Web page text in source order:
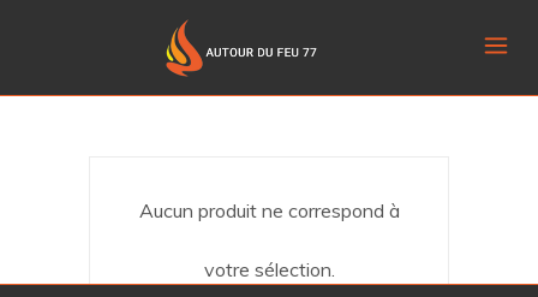
Aucun produit ne correspond à
votre sélection.